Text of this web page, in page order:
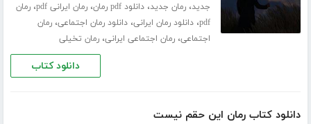
جدید،رمان جدید،دانلود pdf رمان ،رمان ایرانی pdf ،رمان
pdf،دانلود رمان ایرانی،دانلود رمان اجتماعی،رمان
اجتماعی،رمان اجتماعی ایرانی،رمان تخیلی
دانلود کتاب
دانلود کتاب رمان این حقم نیست